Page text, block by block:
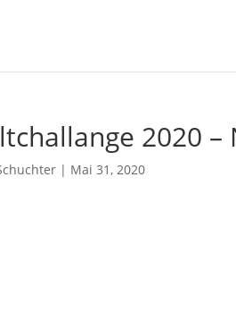
2020 –
| Mai 31, 2020